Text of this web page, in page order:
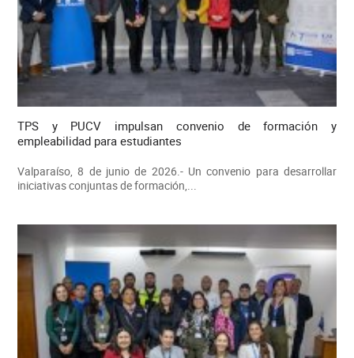
TPS y PUCV impulsan convenio de formación y
empleabilidad para estudiantes
Valparaíso, 8 de junio de 2026.- Un convenio para desarrollar
iniciativas conjuntas de formación,...